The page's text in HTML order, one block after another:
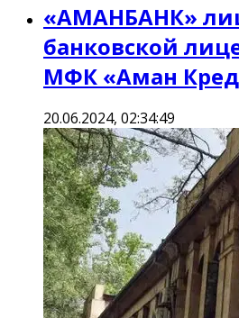
«АМАНБАНК»
банковской
МФК «Аман
20.06.2024, 02:34:49